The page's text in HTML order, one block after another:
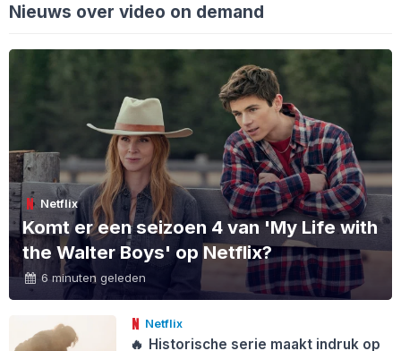
Nieuws over video on demand
Netflix
Komt er een seizoen 4 van 'My Life with
the Walter Boys' op Netflix?
6 minuten geleden
Netflix
🔥 Historische serie maakt indruk op